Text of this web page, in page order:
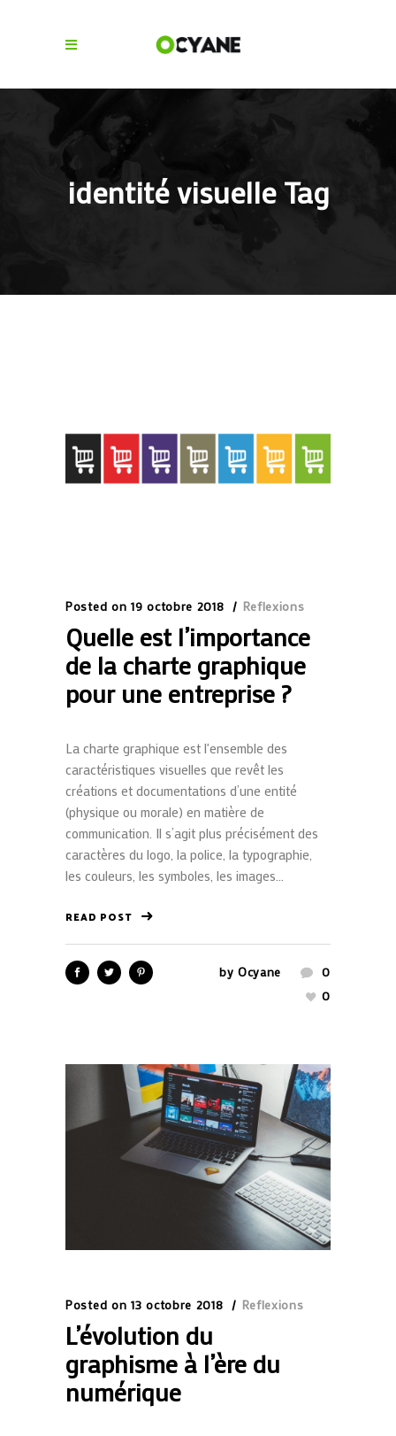
identité visuelle Tag
Posted on 19 octobre 2018 Reflexions
Quelle est l’importance
de la charte graphique
pour une entreprise ?
La charte graphique est l'ensemble des
caractéristiques visuelles que revêt les
créations et documentations d’une entité
(physique ou morale) en matière de
communication. Il s’agit plus précisément des
caractères du logo, la police, la typographie,
les couleurs, les symboles, les images...
READ POST
by Ocyane
0
0
Posted on 13 octobre 2018 Reflexions
L’évolution du
graphisme à l’ère du
numérique